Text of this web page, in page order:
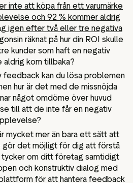
inte att köpa från ett varumärke
och 92 % kommer aldrig
igen efter två eller tre negativa
räknat på hur din ROI skulle
kunder som haft en negativ
aldrig kom tillbaka?
feedback kan du lösa problemen
hur är det med de missnöjda
något omdöme över huvud
till att de inte får en negativ
mycket mer än bara ett sätt att
gör det möjligt för dig att förstå
tycker om ditt företag samtidigt
och konstruktiv dialog med
för att hantera feedback